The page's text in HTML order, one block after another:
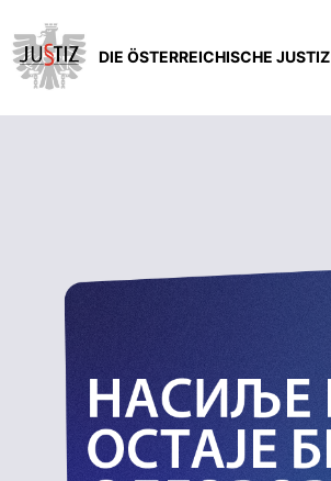
DIE ÖSTERREICHISCHE JUSTIZ